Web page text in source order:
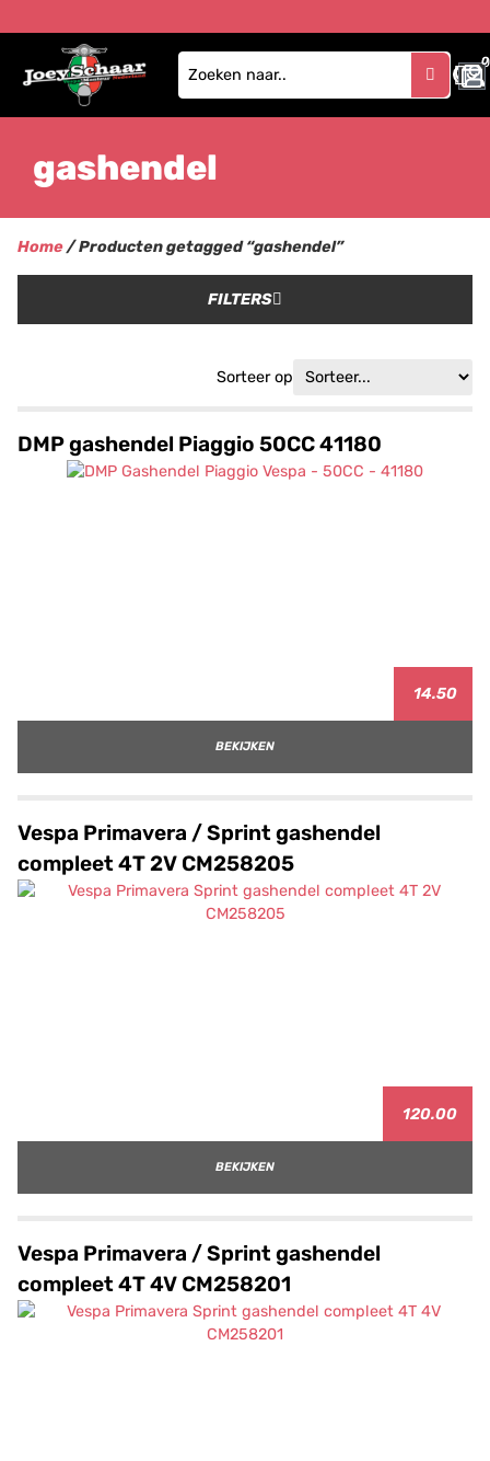
0
0
gashendel
Home/ Producten getagged “gashendel”
FILTERS
Sorteer op
DMP gashendel Piaggio 50CC 41180
14.50
BEKIJKEN
Vespa Primavera / Sprint gashendel
compleet 4T 2V CM258205
120.00
BEKIJKEN
Vespa Primavera / Sprint gashendel
compleet 4T 4V CM258201